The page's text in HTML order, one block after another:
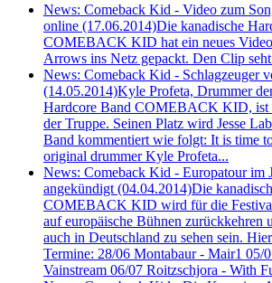
News: Comeback Kid - Video zum
online (17.06.2014)Die kanadische
COMEBACK KID hat ein neues Video
Arrows ins Netz gepackt. Den Clip
News: Comeback Kid - Schlagzeuger
(14.05.2014)Kyle Profeta, Drummer
Hardcore Band COMEBACK KID, ist
der Truppe. Seinen Platz wird Jesse
Band kommentiert wie folgt: It is time
original drummer Kyle Profeta...
News: Comeback Kid - Europatour im
angekündigt (04.04.2014)Die
COMEBACK KID wird für die
auf europäische Bühnen zurückkehren
auch in Deutschland zu sehen sein.
Termine: 28/06 Montabaur - Mair1 05/
Vainstream 06/07 Roitzschjora - With